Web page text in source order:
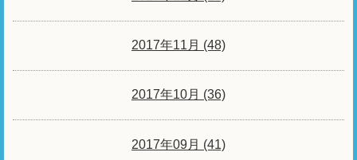
2017年11月 (48)
2017年10月 (36)
2017年09月 (41)